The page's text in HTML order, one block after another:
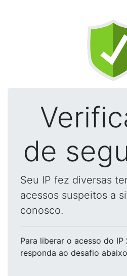
de
Seu IP fez diversas
acessos suspeitos a
conosco.
Para liberar o acesso do IP
responda ao desafio